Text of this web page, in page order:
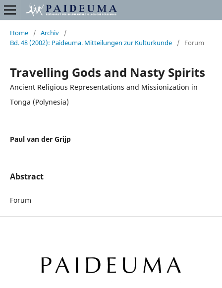
Home / Archiv
/
Bd. 48 (2002): Paideuma. Mitteilungen zur Kulturkunde
/ Forum
Travelling Gods and Nasty Spirits
Ancient Religious Representations and Missionization in
Tonga (Polynesia)
Paul van der Grijp
Abstract
Forum